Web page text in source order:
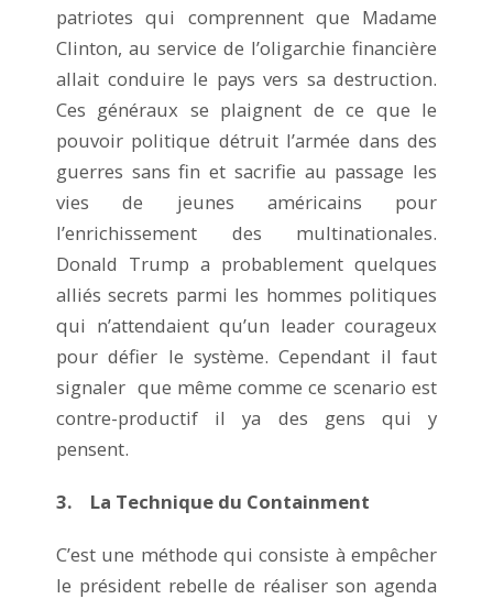
patriotes qui comprennent que Madame
Clinton, au service de l’oligarchie financière
allait conduire le pays vers sa destruction.
Ces généraux se plaignent de ce que le
pouvoir politique détruit l’armée dans des
guerres sans fin et sacrifie au passage les
vies de jeunes américains pour
l’enrichissement des multinationales.
Donald Trump a probablement quelques
alliés secrets parmi les hommes politiques
qui n’attendaient qu’un leader courageux
pour défier le système. Cependant il faut
signaler que même comme ce scenario est
contre-productif il ya des gens qui y
pensent.
3. La Technique du Containment
C’est une méthode qui consiste à empêcher
le président rebelle de réaliser son agenda